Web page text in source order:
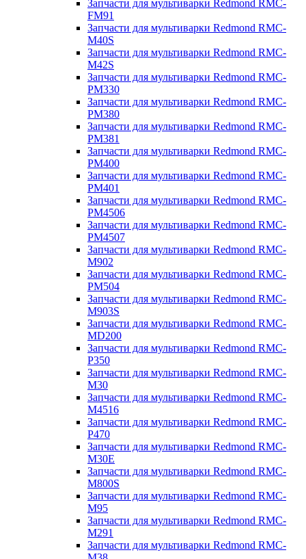
Запчасти для мультиварки Redmond RMC-
FM91
Запчасти для мультиварки Redmond RMC-
M40S
Запчасти для мультиварки Redmond RMC-
M42S
Запчасти для мультиварки Redmond RMC-
PM330
Запчасти для мультиварки Redmond RMC-
PM380
Запчасти для мультиварки Redmond RMC-
PM381
Запчасти для мультиварки Redmond RMC-
PM400
Запчасти для мультиварки Redmond RMC-
PM401
Запчасти для мультиварки Redmond RMC-
PM4506
Запчасти для мультиварки Redmond RMC-
PM4507
Запчасти для мультиварки Redmond RMC-
M902
Запчасти для мультиварки Redmond RMC-
PM504
Запчасти для мультиварки Redmond RMC-
M903S
Запчасти для мультиварки Redmond RMC-
MD200
Запчасти для мультиварки Redmond RMC-
P350
Запчасти для мультиварки Redmond RMC-
M30
Запчасти для мультиварки Redmond RMC-
M4516
Запчасти для мультиварки Redmond RMC-
P470
Запчасти для мультиварки Redmond RMC-
M30E
Запчасти для мультиварки Redmond RMC-
M800S
Запчасти для мультиварки Redmond RMC-
M95
Запчасти для мультиварки Redmond RMC-
M291
Запчасти для мультиварки Redmond RMC-